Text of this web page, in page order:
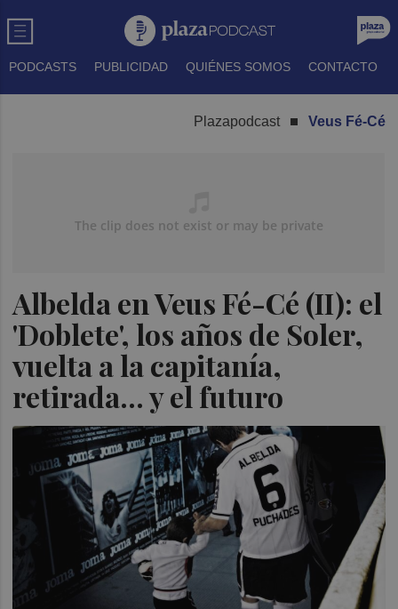
PODCASTS PUBLICIDAD QUIÉNES SOMOS CONTACTO
Plazapodcast Veus Fé-Cé
Albelda en Veus Fé-Cé (II): el
'Doblete', los años de Soler,
vuelta a la capitanía,
retirada... y el futuro